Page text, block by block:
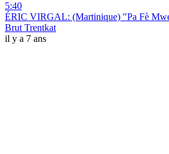
5:40
ÉRIC VIRGAL: (Martinique) "Pa Fè
Brut Trentkat
il y a 7 ans